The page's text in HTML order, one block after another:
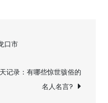
懂
闲
口市
记录：有哪些惊世骇俗的
名人名言?